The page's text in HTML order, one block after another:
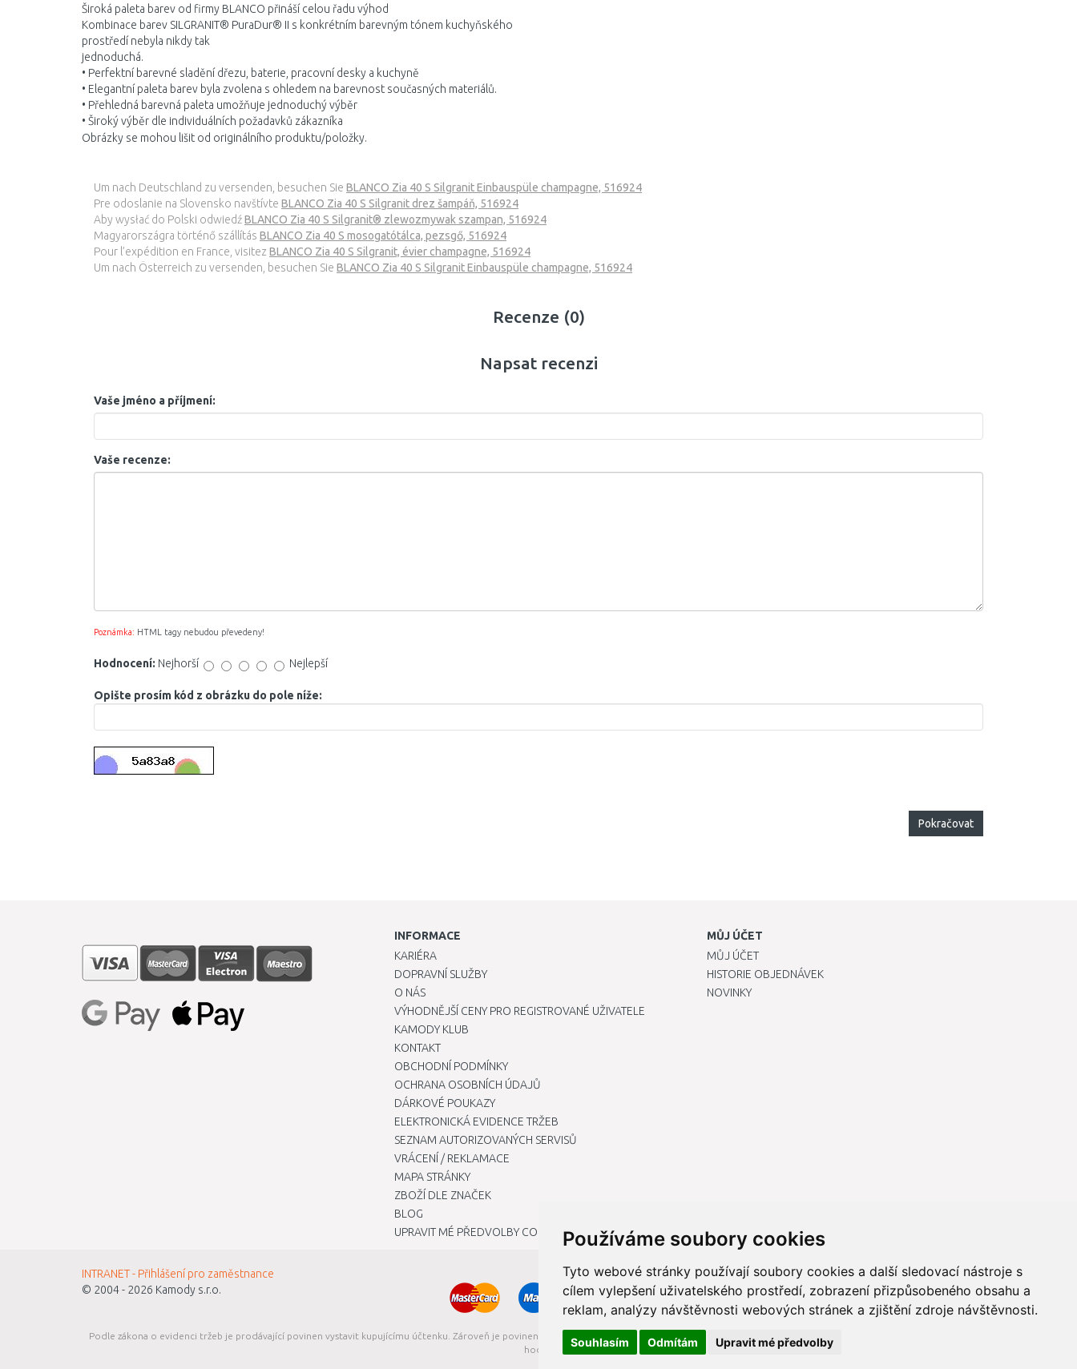
Používáme soubory cookies
Tyto webové stránky používají soubory cookies a další sledovací nástroje s
cílem vylepšení uživatelského prostředí, zobrazení přizpůsobeného obsahu a
reklam, analýzy návštěvnosti webových stránek a zjištění zdroje návštěvnosti.
Souhlasím Odmítám Upravit mé předvolby
Široká paleta barev od firmy BLANCO přináší celou řadu výhod
Kombinace barev SILGRANIT® PuraDur® II s konkrétním barevným tónem kuchyňského
prostředí nebyla nikdy tak
jednoduchá.
• Perfektní barevné sladění dřezu, baterie, pracovní desky a kuchyně
• Elegantní paleta barev byla zvolena s ohledem na barevnost současných materiálů.
• Přehledná barevná paleta umožňuje jednoduchý výběr
• Široký výběr dle individuálních požadavků zákazníka
Obrázky se mohou lišit od originálního produktu/položky.
Um nach Deutschland zu versenden, besuchen Sie BLANCO Zia 40 S Silgranit Einbauspüle champagne, 516924
Pre odoslanie na Slovensko navštívte BLANCO Zia 40 S Silgranit drez šampáň, 516924
Aby wysłać do Polski odwiedźBLANCO Zia 40 S Silgranit® zlewozmywak szampan, 516924
Magyarországra történő szállítás BLANCO Zia 40 S mosogatótálca, pezsgő, 516924
Pour l’expédition en France, visitez BLANCO Zia 40 S Silgranit, évier champagne, 516924
Um nach Österreich zu versenden, besuchen Sie BLANCO Zia 40 S Silgranit Einbauspüle champagne, 516924
Recenze (0)
Napsat recenzi
Vaše jméno a příjmení:
Vaše recenze:
Poznámka: HTML tagy nebudou převedeny!
Hodnocení: Nejhorší Nejlepší
Opište prosím kód z obrázku do pole níže:
Pokračovat
INFORMACE
KARIÉRA
DOPRAVNÍ SLUŽBY
O NÁS
VÝHODNĚJŠÍ CENY PRO REGISTROVANÉ UŽIVATELE
KAMODY KLUB
KONTAKT
OBCHODNÍ PODMÍNKY
OCHRANA OSOBNÍCH ÚDAJŮ
DÁRKOVÉ POUKAZY
ELEKTRONICKÁ EVIDENCE TRŽEB
SEZNAM AUTORIZOVANÝCH SERVISŮ
VRÁCENÍ / REKLAMACE
MAPA STRÁNKY
ZBOŽÍ DLE ZNAČEK
BLOG
UPRAVIT MÉ PŘEDVOLBY COOKIES
MŮJ ÚČET
MŮJ ÚČET
HISTORIE OBJEDNÁVEK
NOVINKY
INTRANET - Přihlášení pro zaměstnance
© 2004 - 2026 Kamody s.r.o.
Podle zákona o evidenci tržeb je prodávající povinen vystavit kupujícímu účtenku. Zároveň je povinen zaevidovat přijatou tržbu u správce daně online; v případě technického výpadku pak nejpozději do 48
hodin.